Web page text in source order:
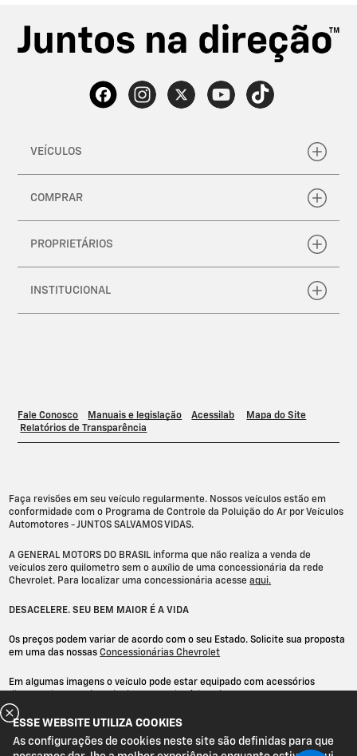
ESSE WEBSITE UTILIZA COOKIES
As configurações de cookies neste site são definidas para que